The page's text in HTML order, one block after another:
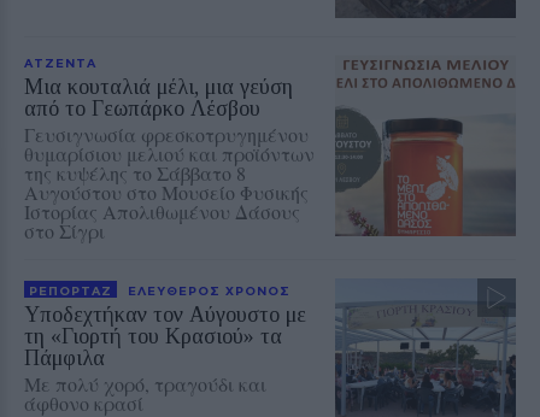
ΑΤΖΕΝΤΑ
Μια κουταλιά μέλι, μια γεύση
από το Γεωπάρκο Λέσβου
Γευσιγνωσία φρεσκοτρυγημένου
θυμαρίσιου μελιού και προϊόντων
της κυψέλης το Σάββατο 8
Αυγούστου στο Μουσείο Φυσικής
Ιστορίας Απολιθωμένου Δάσους
στο Σίγρι
ΡΕΠΟΡΤΑΖ ΕΛΕΥΘΕΡΟΣ ΧΡΟΝΟΣ
Υποδεχτήκαν τον Αύγουστο με
τη «Γιορτή του Κρασιού» τα
Πάμφιλα
Με πολύ χορό, τραγούδι και
άφθονο κρασί